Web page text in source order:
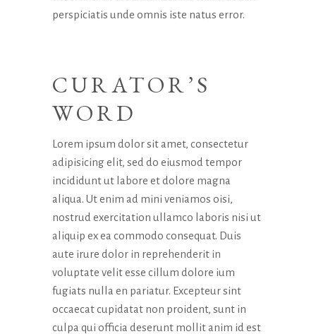
perspiciatis unde omnis iste natus error.
CURATOR’S
WORD
Lorem ipsum dolor sit amet, consectetur
adipisicing elit, sed do eiusmod tempor
incididunt ut labore et dolore magna
aliqua. Ut enim ad mini veniamos oisi,
nostrud exercitation ullamco laboris nisi ut
aliquip ex ea commodo consequat. Duis
aute irure dolor in reprehenderit in
voluptate velit esse cillum dolore ium
fugiats nulla en pariatur. Excepteur sint
occaecat cupidatat non proident, sunt in
culpa qui officia deserunt mollit anim id est